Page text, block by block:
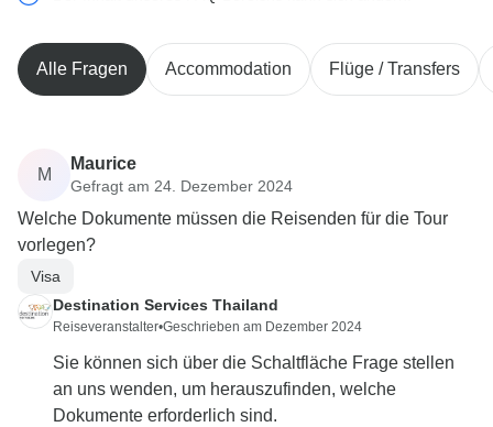
Alle Fragen Accommodation Flüge / Transfers
M
Maurice
Gefragt am 24. Dezember 2024
Welche Dokumente müssen die Reisenden für die Tour
vorlegen?
Visa
Destination Services Thailand
Reiseveranstalter•Geschrieben am Dezember 2024
Sie können sich über die Schaltfläche Frage stellen
an uns wenden, um herauszufinden, welche
Dokumente erforderlich sind.